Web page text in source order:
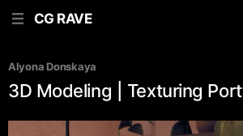
CG RAVE
Alyona Donskaya
3D Modeling | Texturing